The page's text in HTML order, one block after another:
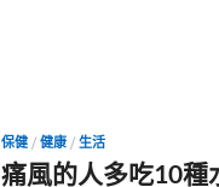
保健 / 健康 / 生活
痛風的人多吃10種